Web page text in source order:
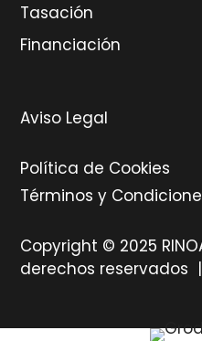
Tasación
Financiación
Aviso Legal
Política de Cookies
Términos y
Copyright © 2025
derechos reservados |